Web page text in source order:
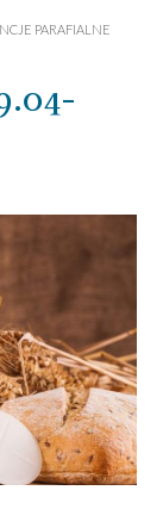
PARAFIALNE